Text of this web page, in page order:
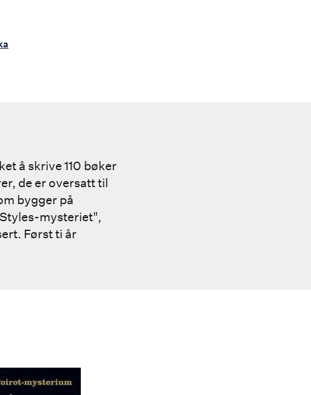
å skrive 110 bøker
de er oversatt til
bygger på
mysteriet",
Først ti år